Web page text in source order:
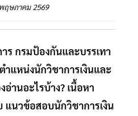
ฤษภาคม 2569
ร กรมป้องกันและบรรเทา
แหน่งนักวิชาการเงินและ
านอะไรบ้าง? เนื้อหา
แนวข้อสอบนักวิชาการเงิน